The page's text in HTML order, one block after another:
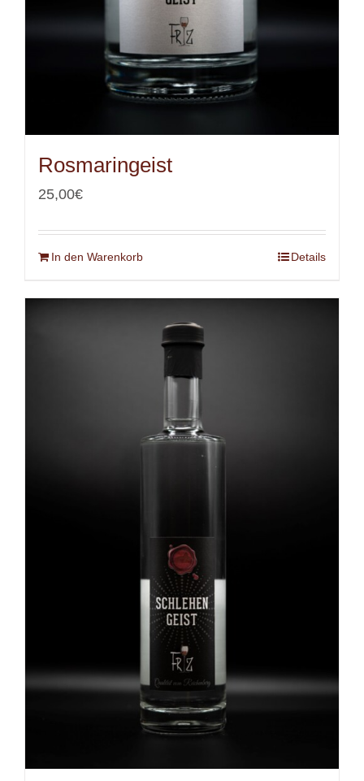
Rosmaringeist
25,00€
In den Warenkorb Details